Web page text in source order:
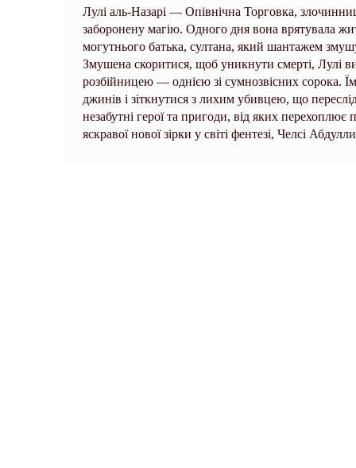
Лулі аль-Назарі — Опівнічна Торговка,
заборонену магію. Одного дня вона врятувала
могутнього батька, султана, який шантажем
Змушена скоритися, щоб уникнути смерті, Лулі
розбійницею — однією зі сумнозвісних сорока.
джинів і зіткнутися з лихим убивцею, що
незабутні герої та пригоди, від яких
яскравої нової зірки у світі фентезі, Челсі